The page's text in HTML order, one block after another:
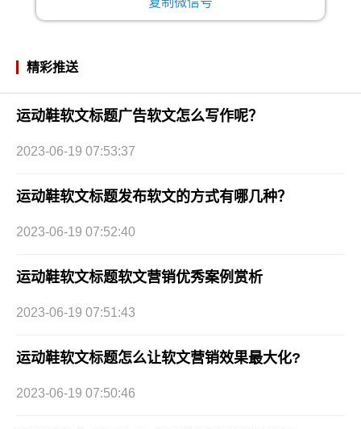
精彩推送
运动鞋软文标题广告软文怎么写作呢？
2023-06-19 07:53:37
运动鞋软文标题发布软文的方式有哪几种？
2023-06-19 07:52:40
运动鞋软文标题软文营销优秀案例赏析
2023-06-19 07:51:43
运动鞋软文标题怎么让软文营销效果最大化?
2023-06-19 07:50:46